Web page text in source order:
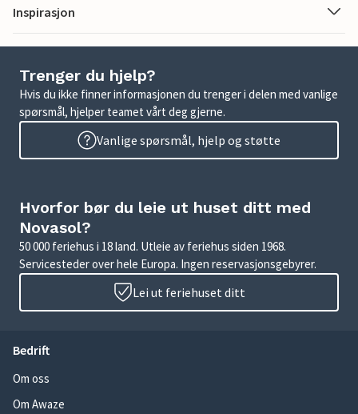
Inspirasjon
Trenger du hjelp?
Hvis du ikke finner informasjonen du trenger i delen med vanlige
spørsmål, hjelper teamet vårt deg gjerne.
Vanlige spørsmål, hjelp og støtte
Hvorfor bør du leie ut huset ditt med
Novasol?
50 000 feriehus i 18 land. Utleie av feriehus siden 1968.
Servicesteder over hele Europa. Ingen reservasjonsgebyrer.
Lei ut feriehuset ditt
Bedrift
Om oss
Om Awaze